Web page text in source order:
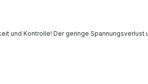
und Kontrolle! Der geringe Spannungsverlust